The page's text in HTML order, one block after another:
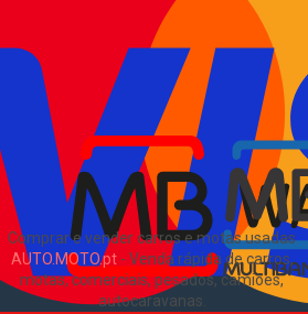
Comprar e vender carros e motas usadas
AUTO.MOTO.pt- Venda rápida de carros,
motas, comerciais, pesados, camiões,
autocaravanas
Como comprar e
Pacotes de
Verificar VIN e
Sitemap
EN
Sobre Nós